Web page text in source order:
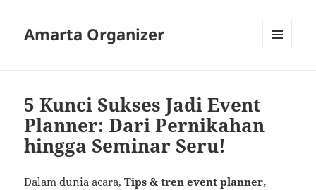
Amarta Organizer
5 Kunci Sukses Jadi Event
Planner: Dari Pernikahan
hingga Seminar Seru!
Dalam dunia acara,Tips & tren event planner,